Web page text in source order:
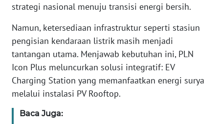
strategi nasional menuju transisi energi bersih.
Namun, ketersediaan infrastruktur seperti stasiun
pengisian kendaraan listrik masih menjadi
tantangan utama. Menjawab kebutuhan ini, PLN
Icon Plus meluncurkan solusi integratif: EV
Charging Station yang memanfaatkan energi surya
melalui instalasi PV Rooftop.
Baca Juga:
Wahana
News
Regional
WN
SUMUT
WN